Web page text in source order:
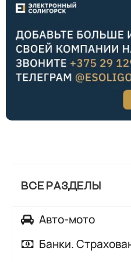
ВСЕ РАЗДЕЛЫ
Авто-мото
Автозапчасти
Банки.